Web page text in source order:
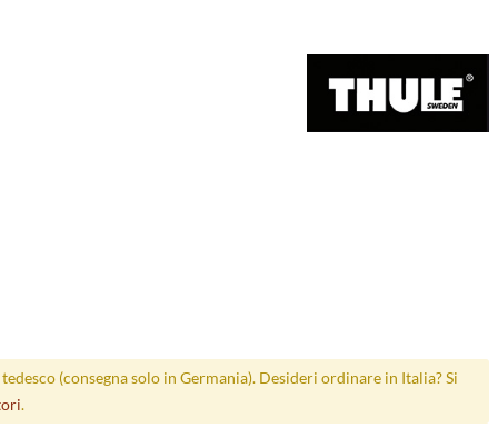
(consegna solo in Germania). Desideri ordinare in Italia? Si
.